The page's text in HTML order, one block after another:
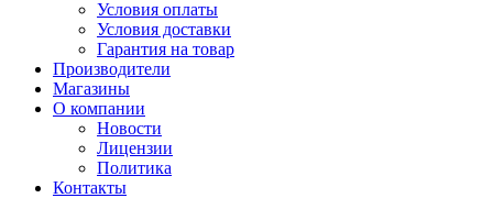
Условия оплаты
Условия доставки
Гарантия на товар
Производители
Магазины
О компании
Новости
Лицензии
Политика
Контакты